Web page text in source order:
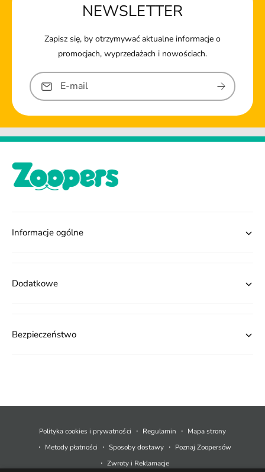
NEWSLETTER
Zapisz się, by otrzymywać aktualne informacje o
promocjach, wyprzedażach i nowościach.
E-mail
Informacje ogólne
Dodatkowe
Bezpieczeństwo
e
Polityka cookies i prywatności Regulamin
Mapa strony
Metody płatności
Sposoby dostawy
Poznaj Zoopersów
Zwroty i Reklamacje